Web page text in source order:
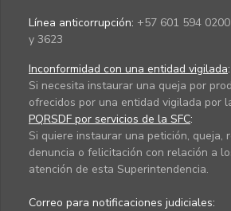
Línea anticorrupción: +57 601 594
y 3623
Inconformidad con una entidad vigilada:
Si necesita instaurar una queja por
ofrecidos por una entidad vigilada por
PQRSDF por servicios de la SFC:
Si quiere instaurar una petición, queja,
denuncia o felicitación con relación a
atención de esta Superintendencia.
Correo para notificaciones judiciales: